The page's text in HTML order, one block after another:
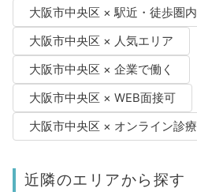
大阪市中央区 × 駅近・徒歩圏内
大阪市中央区 × 人気エリア
大阪市中央区 × 企業で働く
大阪市中央区 × WEB面接可
大阪市中央区 × オンライン診療
近隣のエリアから探す